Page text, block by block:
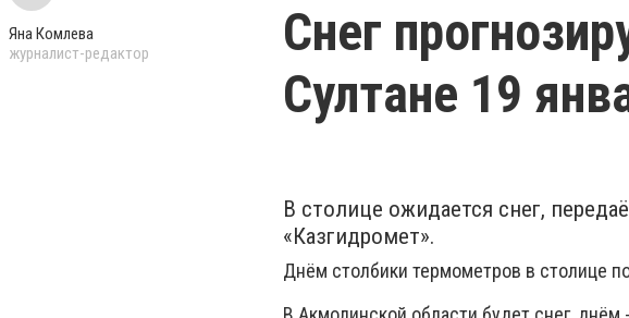
Яна Комлева
журналист-редактор
Снег
Султане 19
В столице ожидается снег,
«Казгидромет».
Днём столбики термометров в столице